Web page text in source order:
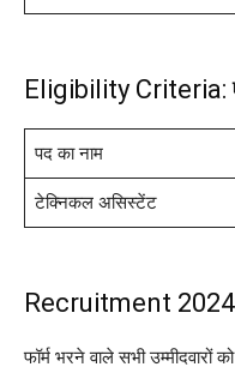
Eligibility Criteria:
पद का नाम
टेक्निकल असिस्टेंट
Recruitment
फॉर्म भरने वाले सभी उम्मीदवारों